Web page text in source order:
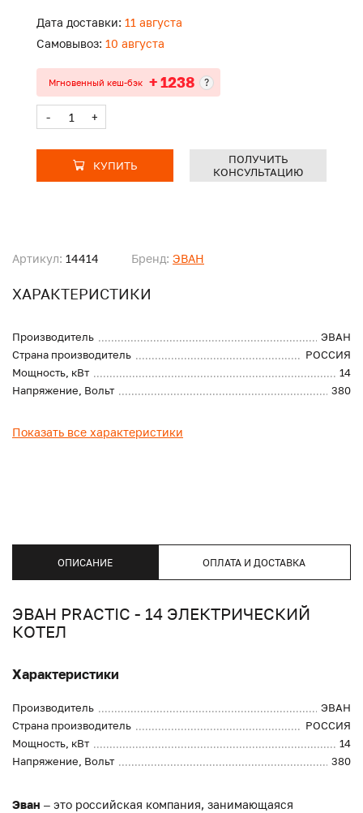
Артикул: 14414 Бренд: ЭВАН
ХАРАКТЕРИСТИКИ
Производитель
ЭВАН
Страна производитель
РОССИЯ
Мощность, кВт
14
Напряжение, Вольт
380
Показать все характеристики
Дата доставки: 11 августа
Самовывоз: 10 августа
Мгновенный кеш-бэк + 1238 ?
- +
КУПИТЬ
ПОЛУЧИТЬ
КОНСУЛЬТАЦИЮ
ОПИСАНИЕ ОПЛАТА И ДОСТАВКА
ЭВАН PRACTIC - 14 ЭЛЕКТРИЧЕСКИЙ
КОТЕЛ
Характеристики
Производитель
ЭВАН
Страна производитель
РОССИЯ
Мощность, кВт
14
Напряжение, Вольт
380
Эван – это российская компания, занимающаяся